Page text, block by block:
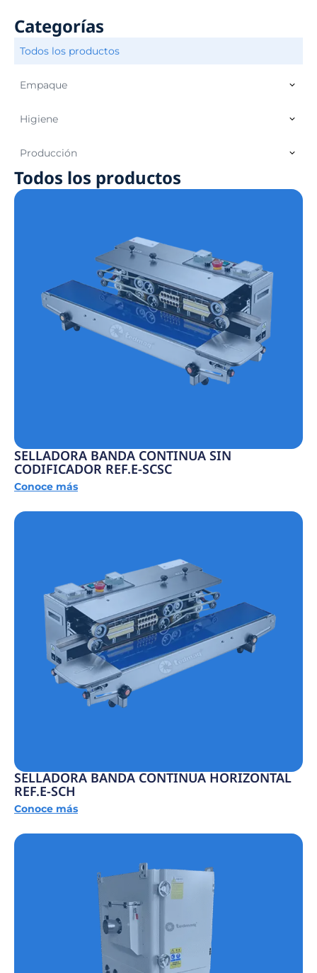
Categorías
Empaque
Higiene
Producción
Todos los productos
Todos los productos
SELLADORA BANDA CONTINUA SIN
CODIFICADOR REF.E-SCSC
Conoce más
SELLADORA BANDA CONTINUA HORIZONTAL
REF.E-SCH
Conoce más